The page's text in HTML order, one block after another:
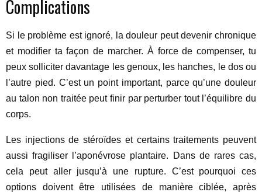
Complications
Si le problème est ignoré, la douleur peut devenir chronique
et modifier ta façon de marcher. À force de compenser, tu
peux solliciter davantage les genoux, les hanches, le dos ou
l’autre pied. C’est un point important, parce qu’une douleur
au talon non traitée peut finir par perturber tout l’équilibre du
corps.
Les injections de stéroïdes et certains traitements peuvent
aussi fragiliser l’aponévrose plantaire. Dans de rares cas,
cela peut aller jusqu’à une rupture. C’est pourquoi ces
options doivent être utilisées de manière ciblée, après